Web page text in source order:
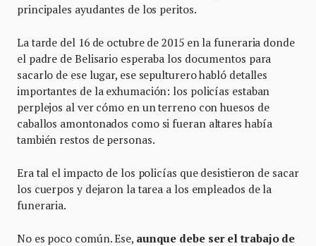
principales ayudantes de los peritos.
La tarde del 16 de octubre de 2015 en la funeraria donde
el padre de Belisario esperaba los documentos para
sacarlo de ese lugar, ese sepulturero habló detalles
importantes de la exhumación: los policías estaban
perplejos al ver cómo en un terreno con huesos de
caballos amontonados como si fueran altares había
también restos de personas.
Era tal el impacto de los policías que desistieron de sacar
los cuerpos y dejaron la tarea a los empleados de la
funeraria.
No es poco común. Ese, aunque debe ser el trabajo de